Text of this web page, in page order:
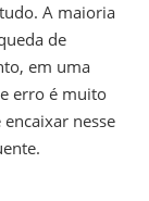
A maioria
de
em uma
erro é muito
nesse